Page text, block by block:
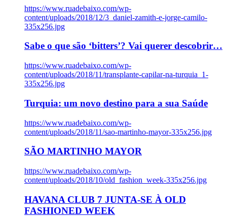
https://www.ruadebaixo.com/wp-
content/uploads/2018/12/3_daniel-zamith-e-jorge-camilo-
335x256.jpg
Sabe o que são ‘bitters’? Vai querer descobrir…
https://www.ruadebaixo.com/wp-
content/uploads/2018/11/transplante-capilar-na-turquia_1-
335x256.jpg
Turquia: um novo destino para a sua Saúde
https://www.ruadebaixo.com/wp-
content/uploads/2018/11/sao-martinho-mayor-335x256.jpg
SÃO MARTINHO MAYOR
https://www.ruadebaixo.com/wp-
content/uploads/2018/10/old_fashion_week-335x256.jpg
HAVANA CLUB 7 JUNTA-SE À OLD
FASHIONED WEEK